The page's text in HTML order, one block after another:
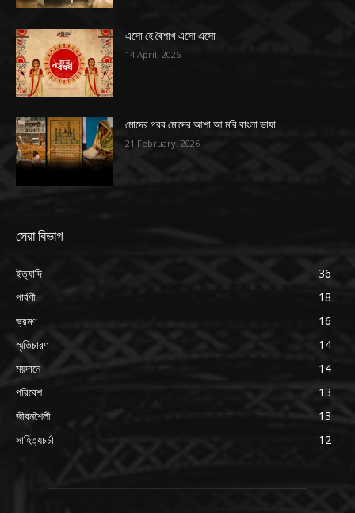
এসো হে বৈশাখ এসো এসো
14 April, 2026
মোদের গরব মোদের আশা আ মরি বাংলা ভাষা
21 February, 2026
সেরা বিভাগ
ইত্যাদি
36
পার্বণী
18
ভ্রমণ
16
স্মৃতিচারণ
14
ময়দানে
14
পরিবেশ
13
জীবনশৈলী
13
সাহিত্যচর্চা
12